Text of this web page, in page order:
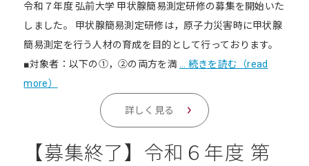
令和７年度 弘前大学 甲状腺簡易測定研修の募集を開始いた
しました。 甲状腺簡易測定研修は，原子力災害時に甲状腺
簡易測定を行う人材の育成を目的として行っております。
■対象者：以下の①，②の両方を満
… 続きを読む（read
more）
詳しく見る
【募集終了】令和６年度 第